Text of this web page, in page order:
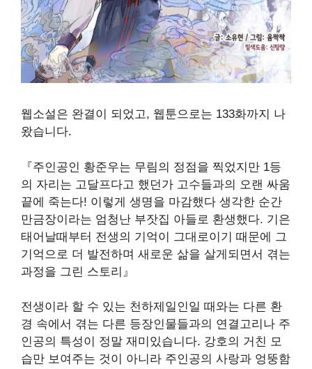
웹소설은 완결이 되었고, 웹툰으로는 133화까지 나
왔습니다.
『주인공인 황준우는 무림의 정점을 찍었지만 1등
의 자리는 고달프다고 했던가 고수들과의 오랜 싸움
끝에 죽는다! 이렇게 생명을 마감했다 생각한 순간
만금장이라는 엄청난 부잣집 아들로 환생했다. 기은
태어날때부터 전생의 기억이 그대로이기 때문에 그
기억으로 더 발전하며 새로운 삶을 살게되면서 겪는
과정을 그린 스토리 』
전생이라 할 수 있는 천하제일인일 때와는 다른 환
경 속에서 겪는 다른 등장인물들과의 연결고리나 주
인공의 특성이 정말 재미있습니다. 강호의 거친 모
습만 보여주는 것이 아니라 주인공의 사랑과 엉뚱함